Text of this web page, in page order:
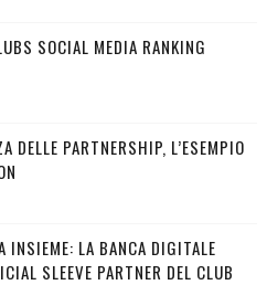
SOCIAL MEDIA RANKING
DELLE PARTNERSHIP, L’ESEMPIO
INSIEME: LA BANCA DIGITALE
SLEEVE PARTNER DEL CLUB